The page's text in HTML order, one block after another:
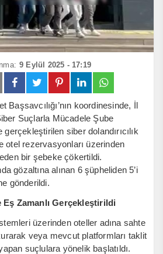
9 Eylül 2025 - 17:19
Başsavcılığı’nın koordinesinde, İl
Suçlarla Mücadele Şube
siber dolandırıcılık
otel rezervasyonları üzerinden
bir şebeke çökertildi.
gözaltına alınan 6 şüpheliden 5’i
gönderildi.
Zamanlı Gerçekleştirildi
üzerinden oteller adına sahte
veya mevcut platformları taklit
suçlulara yönelik başlatıldı.